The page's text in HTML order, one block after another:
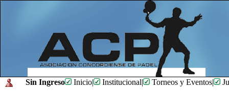
Sin Ingreso Inicio| Institucional| Torneos y Eventos|